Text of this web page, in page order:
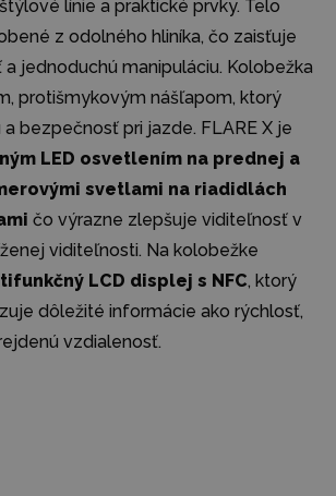
línie a praktické prvky. Telo
z odolného hliníka, čo zaisťuje
jednoduchú manipuláciu. Kolobežka
protišmykovým nášľapom, ktorý
bezpečnosť pri jazde. FLARE X je
LED osvetlením na prednej a
svetlami na riadidlách
čo výrazne zlepšuje viditeľnosť v
viditeľnosti. Na kolobežke
LCD displej s NFC, ktorý
dôležité informácie ako rýchlosť,
vzdialenosť.